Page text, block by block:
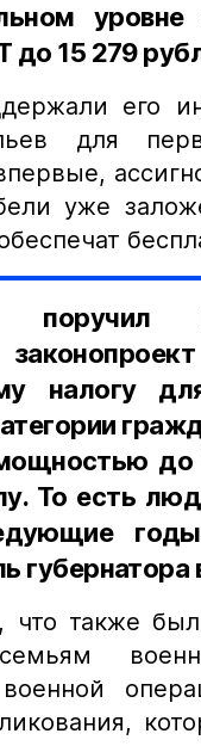
15 279
его
для
уже
поручил
налогу
до
То есть
что также
военной